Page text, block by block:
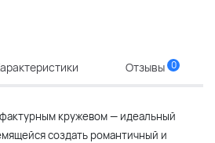
Отзывы 0
кружевом — идеальный
создать романтичный и